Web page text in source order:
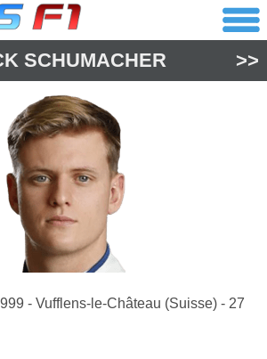
SCHUMACHER >>
- Vufflens-le-Château (Suisse) - 27